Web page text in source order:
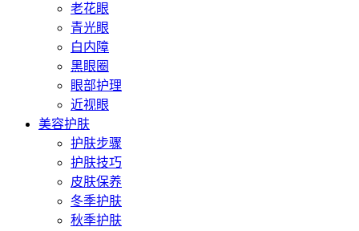
老花眼
青光眼
白内障
黑眼圈
眼部护理
近视眼
美容护肤
护肤步骤
护肤技巧
皮肤保养
冬季护肤
秋季护肤